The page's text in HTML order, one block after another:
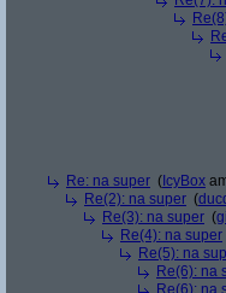
Re: na super ( IcyBox
Re(2): na super (
Re(3): na super (
Re(4): na super
Re(5): na
Re(6): na
Re(6): na